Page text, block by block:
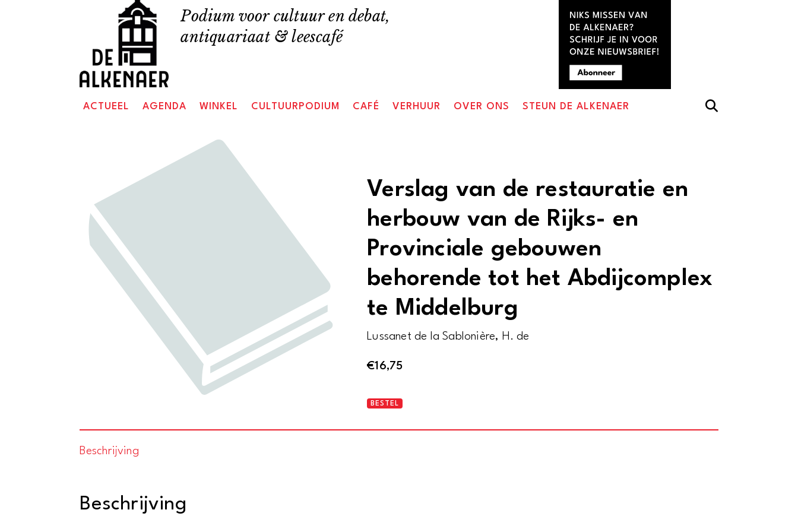
Podium voor cultuur en debat,
antiquariaat & leescafé
ACTUEEL AGENDA WINKEL CULTUURPODIUM CAFÉ VERHUUR OVER ONS STEUN DE ALKENAER
Verslag van de restauratie en
herbouw van de Rijks- en
Provinciale gebouwen
behorende tot het Abdijcomplex
te Middelburg
Lussanet de la Sablonière, H. de
€16,75
Verslag
BESTEL
Beschrijving
Beschrijving